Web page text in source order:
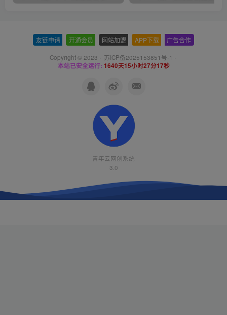
友链申请 开通会员 网站加盟 APP下载 广告合作
Copyright © 2023 · 苏ICP备2025153851号-1 ·
本站已安全运行: 1640天15小时27分17秒
青年云网创系统
3.0